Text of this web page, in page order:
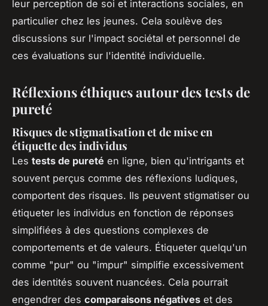
leur perception de soi et interactions sociales, en
particulier chez les jeunes. Cela soulève des
discussions sur l'impact sociétal et personnel de
ces évaluations sur l'identité individuelle.
Réflexions éthiques autour des tests de
pureté
Risques de stigmatisation et de mise en
étiquette des individus
Les tests de pureté en ligne, bien qu'intrigants et
souvent perçus comme des réflexions ludiques,
comportent des risques. Ils peuvent stigmatiser ou
étiqueter les individus en fonction de réponses
simplifiées à des questions complexes de
comportements et de valeurs. Étiqueter quelqu'un
comme "pur" ou "impur" simplifie excessivement
des identités souvent nuancées. Cela pourrait
engendrer des comparaisons négatives et des